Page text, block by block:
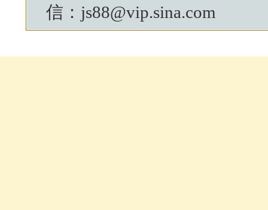
信：js88@vip.sina.com